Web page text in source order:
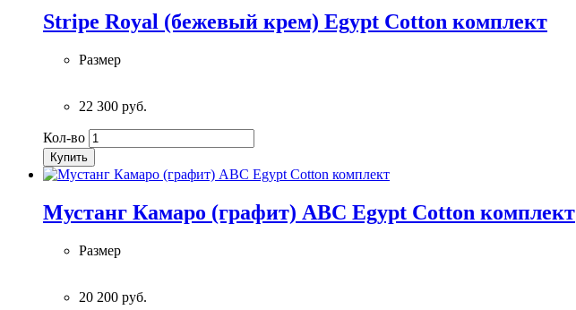
Stripe Royal (бежевый крем) Egypt Cotton комплект
Размер
22 300 руб.
Кол-во
Купить
Мустанг Камаро (графит) ABC Egypt Cotton комплект
Размер
20 200 руб.